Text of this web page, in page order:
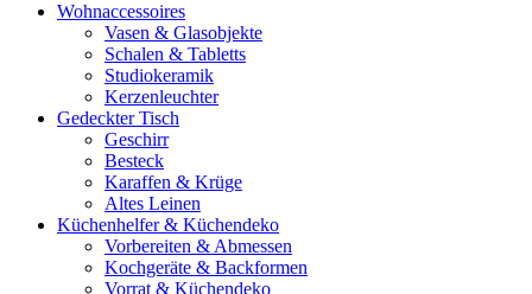
Wohnaccessoires
Vasen & Glasobjekte
Schalen & Tabletts
Studiokeramik
Kerzenleuchter
Gedeckter Tisch
Geschirr
Besteck
Karaffen & Krüge
Altes Leinen
Küchenhelfer & Küchendeko
Vorbereiten & Abmessen
Kochgeräte & Backformen
Vorrat & Küchendeko